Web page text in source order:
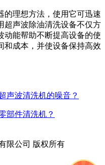
的理想方法，使用它可迅速
超声波除油清洗设备不仅方
动能帮助不断提高设备的使
和成本，并使设备保持高效
声波清洗机的噪音？
部件清洗机？
限公司 版权所有